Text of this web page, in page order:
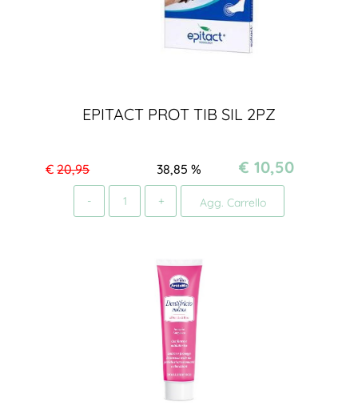
EPITACT PROT TIB SIL 2PZ
€ 20,95 %
38,85 € 10,50
Agg. Carrello